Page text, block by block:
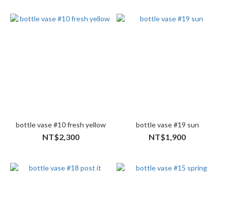
bottle vase #10 fresh yellow
NT$2,300
bottle vase #19 sun
NT$1,900